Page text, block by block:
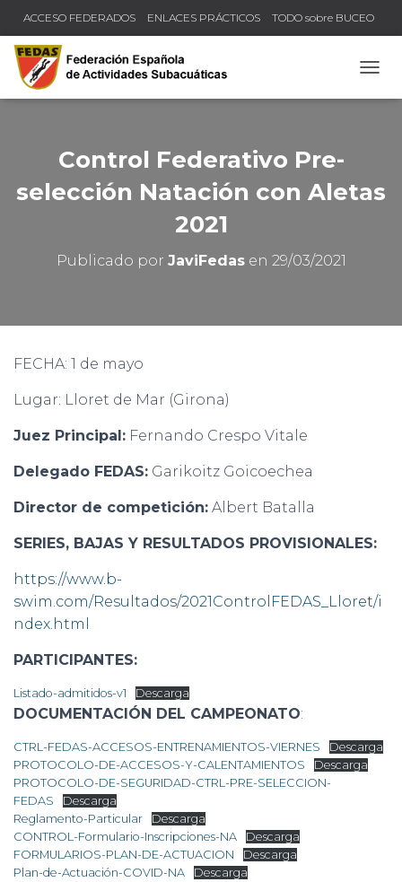
ACCESO FEDERADOS ENLACES PRÁCTICOS TODO sobre BUCEO
COMPRUEBA TU TÍTULO Y LICENCIA
Control Federativo Pre-
selección Natación con Aletas
2021
Publicado por JaviFedasen 29/03/2021
FECHA: 1 de mayo
Lugar: Lloret de Mar (Girona)
Juez Principal: Fernando Crespo Vitale
Delegado FEDAS: Garikoitz Goicoechea
Director de competición: Albert Batalla
SERIES, BAJAS Y RESULTADOS PROVISIONALES:
https://www.b-
swim.com/Resultados/2021ControlFEDAS_Lloret/i
ndex.html
PARTICIPANTES:
Listado-admitidos-v1 Descarga
DOCUMENTACIÓN DEL CAMPEONATO:
CTRL-FEDAS-ACCESOS-ENTRENAMIENTOS-VIERNES
Descarga
PROTOCOLO-DE-ACCESOS-Y-CALENTAMIENTOS
Descarga
PROTOCOLO-DE-SEGURIDAD-CTRL-PRE-SELECCION-
FEDAS
Descarga
Reglamento-Particular
Descarga
CONTROL-Formulario-Inscripciones-NA
Descarga
FORMULARIOS-PLAN-DE-ACTUACION
Descarga
Plan-de-Actuación-COVID-NA
Descarga